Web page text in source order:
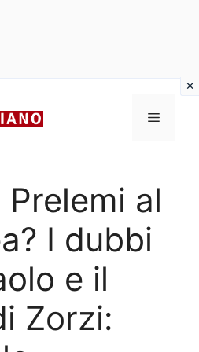
Menu
Prelemi al
I dubbi
e il
Zorzi: